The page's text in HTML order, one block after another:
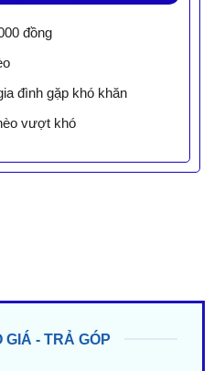
đồng
đình gặp khó khăn
vượt khó